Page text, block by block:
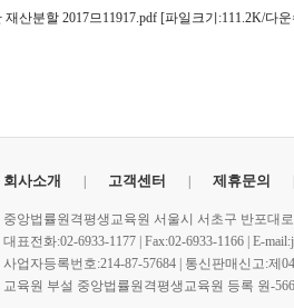
산분할 2017므11917.pdf [파일크기:111.2K/다운
회사소개 고객센터 제휴문의
중앙법률원격평생교육원 서울시 서초구 반포대
대표전화:02-6933-1177 | Fax:02-6933-1166 | E-
사업자등록번호:214-87-57684 | 통신판매신고:제
교육원 부설 중앙법률원격평생교육원 등록 원-